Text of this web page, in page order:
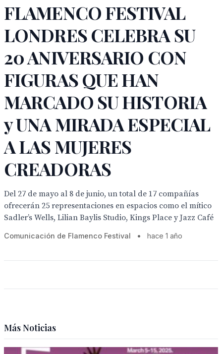
FLAMENCO FESTIVAL
LONDRES CELEBRA SU
20 ANIVERSARIO CON
FIGURAS QUE HAN
MARCADO SU HISTORIA
y UNA MIRADA ESPECIAL
A LAS MUJERES
CREADORAS
Del 27 de mayo al 8 de junio, un total de 17 compañías
ofrecerán 25 representaciones en espacios como el mítico
Sadler’s Wells, Lilian Baylis Studio, Kings Place y Jazz Café
Comunicación de Flamenco Festival • hace 1 año
Más Noticias